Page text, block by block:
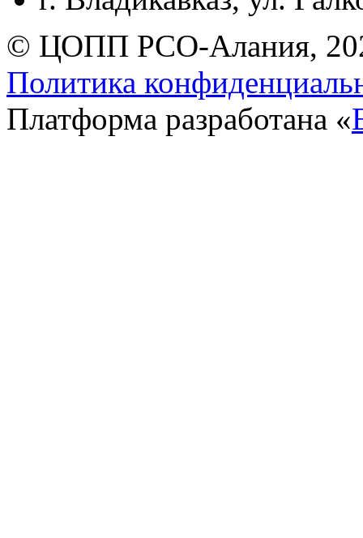
© ЦОПП РСО-Алания,
Политика
Платформа разработана «